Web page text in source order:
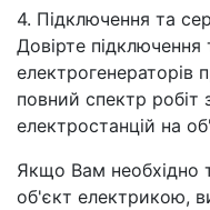
4. Підключення та
Довірте підключення
електрогенераторів
повний спектр робіт
електростанцій на
Якщо Вам необхідно
об'єкт електрикою,